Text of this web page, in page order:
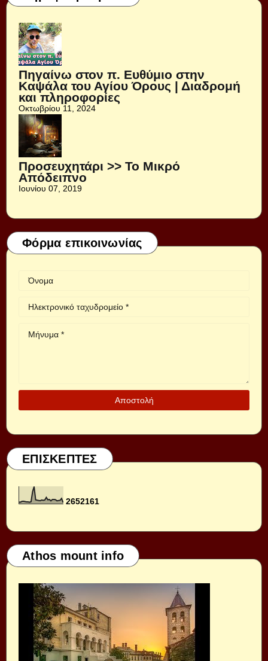
Πηγαίνω στον π. Ευθύμιο στην
Καψάλα του Αγίου Όρους | Διαδρομή
και πληροφορίες
Οκτωβρίου 11, 2024
Προσευχητάρι >> Το Μικρό
Απόδειπνο
Ιουνίου 07, 2019
Φόρμα επικοινωνίας
ΕΠΙΣΚΕΠΤΕΣ
2652161
Athos mount info